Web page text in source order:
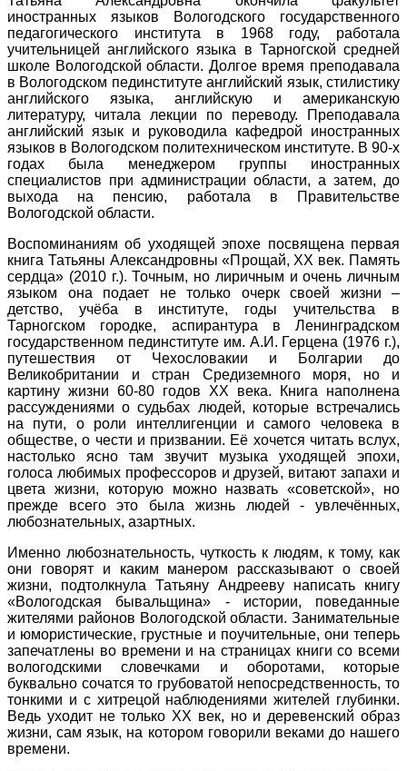
иностранных языков Вологодского государственного
педагогического института в 1968 году, работала
учительницей английского языка в Тарногской средней
школе Вологодской области. Долгое время преподавала
в Вологодском пединституте английский язык, стилистику
английского языка, английскую и американскую
литературу, читала лекции по переводу. Преподавала
английский язык и руководила кафедрой иностранных
языков в Вологодском политехническом институте. В 90-х
годах была менеджером группы иностранных
специалистов при администрации области, а затем, до
выхода на пенсию, работала в Правительстве
Вологодской области.
Воспоминаниям об уходящей эпохе посвящена первая
книга Татьяны Александровны «Прощай, XX век. Память
сердца» (2010 г.). Точным, но лиричным и очень личным
языком она подает не только очерк своей жизни –
детство, учёба в институте, годы учительства в
Тарногском городке, аспирантура в Ленинградском
государственном пединституте им. А.И. Герцена (1976 г.),
путешествия от Чехословакии и Болгарии до
Великобритании и стран Средиземного моря, но и
картину жизни 60-80 годов XX века. Книга наполнена
рассуждениями о судьбах людей, которые встречались
на пути, о роли интеллигенции и самого человека в
обществе, о чести и призвании. Её хочется читать вслух,
настолько ясно там звучит музыка уходящей эпохи,
голоса любимых профессоров и друзей, витают запахи и
цвета жизни, которую можно назвать «советской», но
прежде всего это была жизнь людей - увлечённых,
любознательных, азартных.
Именно любознательность, чуткость к людям, к тому, как
они говорят и каким манером рассказывают о своей
жизни, подтолкнула Татьяну Андрееву написать книгу
«Вологодская бывальщина» - истории, поведанные
жителями районов Вологодской области. Занимательные
и юмористические, грустные и поучительные, они теперь
запечатлены во времени и на страницах книги со всеми
вологодскими словечками и оборотами, которые
буквально сочатся то грубоватой непосредственность, то
тонкими и с хитрецой наблюдениями жителей глубинки.
Ведь уходит не только XX век, но и деревенский образ
жизни, сам язык, на котором говорили веками до нашего
времени.